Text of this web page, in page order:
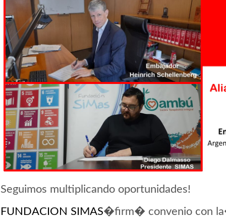
Seguimos multiplicando oportunidades!
FUNDACION SIMAS�firm� convenio con